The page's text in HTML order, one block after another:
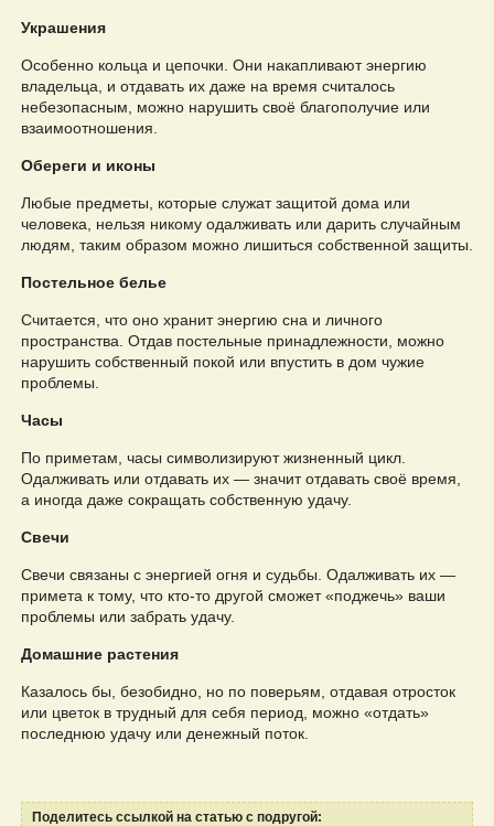
Украшения
Особенно кольца и цепочки. Они накапливают энергию
владельца, и отдавать их даже на время считалось
небезопасным, можно нарушить своё благополучие или
взаимоотношения.
Обереги и иконы
Любые предметы, которые служат защитой дома или
человека, нельзя никому одалживать или дарить случайным
людям, таким образом можно лишиться собственной защиты.
Постельное белье
Считается, что оно хранит энергию сна и личного
пространства. Отдав постельные принадлежности, можно
нарушить собственный покой или впустить в дом чужие
проблемы.
Часы
По приметам, часы символизируют жизненный цикл.
Одалживать или отдавать их — значит отдавать своё время,
а иногда даже сокращать собственную удачу.
Свечи
Свечи связаны с энергией огня и судьбы. Одалживать их —
примета к тому, что кто-то другой сможет «поджечь» ваши
проблемы или забрать удачу.
Домашние растения
Казалось бы, безобидно, но по поверьям, отдавая отросток
или цветок в трудный для себя период, можно «отдать»
последнюю удачу или денежный поток.
Поделитесь ссылкой на статью с подругой: